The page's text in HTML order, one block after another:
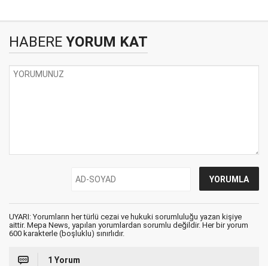
HABERE YORUM KAT
UYARI: Yorumların her türlü cezai ve hukuki sorumluluğu yazan kişiye
aittir. Mepa News, yapılan yorumlardan sorumlu değildir. Her bir yorum
600 karakterle (boşluklu) sınırlıdır.
1 Yorum